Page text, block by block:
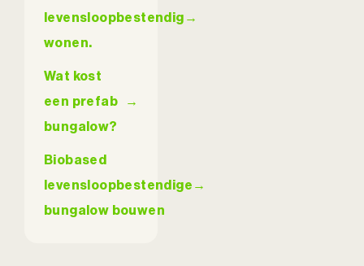
levensloopbestendig
wonen.
→
Wat kost
een prefab
bungalow?
→
Biobased
levensloopbestendige
bungalow bouwen
→